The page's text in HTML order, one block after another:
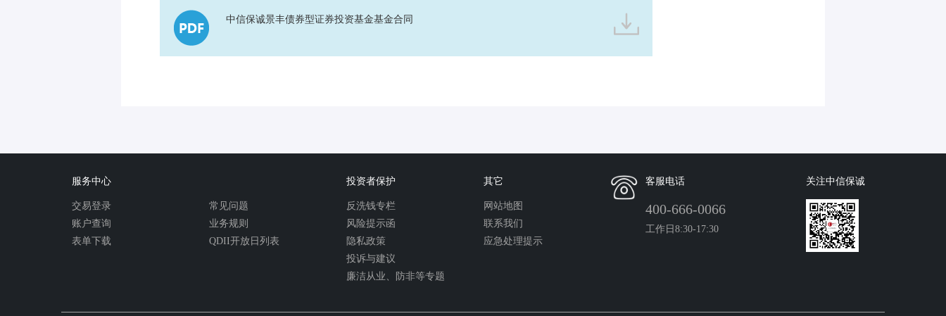
中信保诚景丰债券型证券投资基金基金合同
服务中心
交易登录
账户查询
表单下载
常见问题
业务规则
QDII开放日列表
投资者保护
反洗钱专栏
风险提示函
隐私政策
投诉与建议
廉洁从业、防非等专题
其它
网站地图
联系我们
应急处理提示
客服电话
400-666-0066
工作日8:30-17:30
关注中信保诚